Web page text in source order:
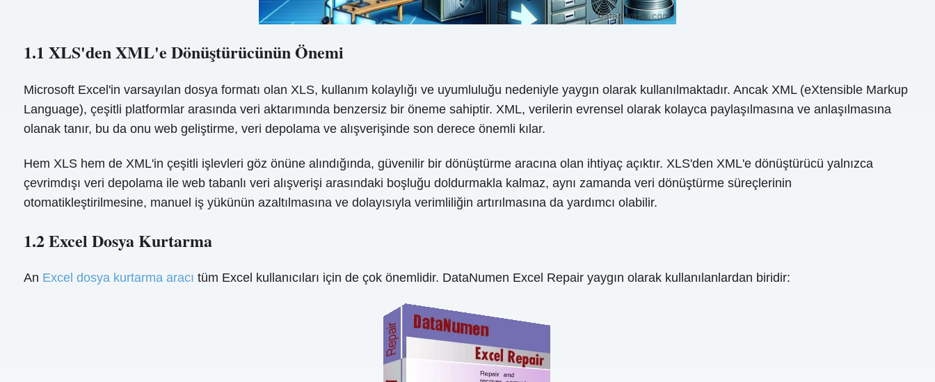
1.1 XLS'den XML'e Dönüştürücünün Önemi
Microsoft Excel'in varsayılan dosya formatı olan XLS, kullanım kolaylığı ve uyumluluğu nedeniyle yaygın olarak kullanılmaktadır. Ancak XML (eXtensible Markup
Language), çeşitli platformlar arasında veri aktarımında benzersiz bir öneme sahiptir. XML, verilerin evrensel olarak kolayca paylaşılmasına ve anlaşılmasına
olanak tanır, bu da onu web geliştirme, veri depolama ve alışverişinde son derece önemli kılar.
Hem XLS hem de XML'in çeşitli işlevleri göz önüne alındığında, güvenilir bir dönüştürme aracına olan ihtiyaç açıktır. XLS'den XML'e dönüştürücü yalnızca
çevrimdışı veri depolama ile web tabanlı veri alışverişi arasındaki boşluğu doldurmakla kalmaz, aynı zamanda veri dönüştürme süreçlerinin
otomatikleştirilmesine, manuel iş yükünün azaltılmasına ve dolayısıyla verimliliğin artırılmasına da yardımcı olabilir.
1.2 Excel Dosya Kurtarma
An Excel dosya kurtarma aracı tüm Excel kullanıcıları için de çok önemlidir. DataNumen Excel Repair yaygın olarak kullanılanlardan biridir: